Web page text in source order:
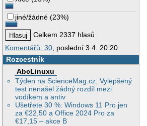
jiné/žádné (23%)
Celkem 2337 hlasů
Komentářů: 30 , poslední 3.4. 20:20
Rozcestník
AbcLinuxu
Týden na ScienceMag.cz: Vylepšený
test nenašel žádný rozdíl mezi
vodíkem a antiv
Ušetřete 30 %: Windows 11 Pro jen
za €22,50 a Office 2024 Pro za
€17,15 – akce B